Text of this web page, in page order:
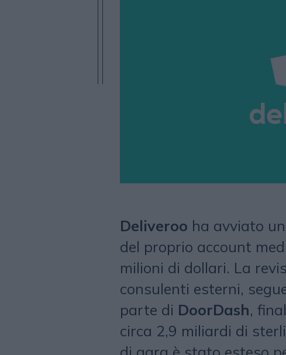
Deliveroo ha avviato
del proprio account
milioni di dollari. La
consulenti esterni,
parte di DoorDash,
circa 2,9 miliardi di